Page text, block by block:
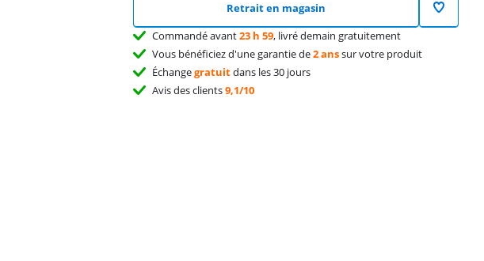
Retrait en magasin
Commandé avant23 h 59, livré demain gratuitement
Vous bénéficiez d'une garantie de2 anssur votre produit
Échangegratuitdans les 30 jours
Avis des clients9,1/10